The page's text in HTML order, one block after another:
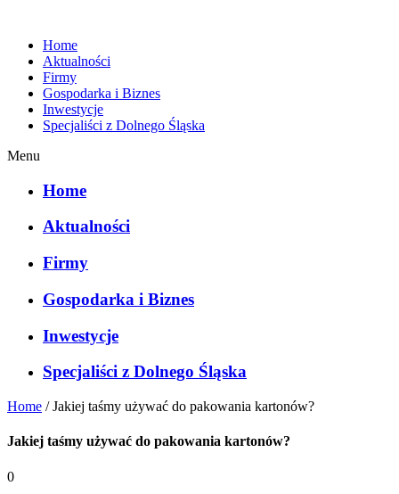
Home
Aktualności
Firmy
Gospodarka i Biznes
Inwestycje
Specjaliści z Dolnego Śląska
Menu
Home
Aktualności
Firmy
Gospodarka i Biznes
Inwestycje
Specjaliści z Dolnego Śląska
Home /Jakiej taśmy używać do pakowania kartonów?
Jakiej taśmy używać do pakowania kartonów?
0